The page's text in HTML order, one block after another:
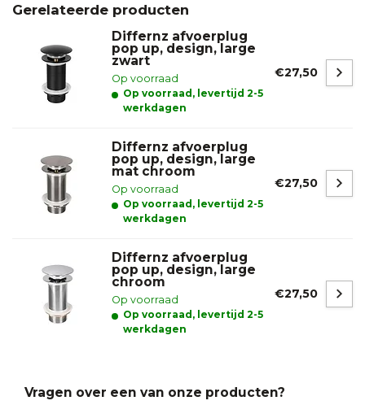
Gerelateerde producten
Differnz afvoerplug
pop up, design, large
zwart
Op voorraad
Op voorraad, levertijd 2-5
werkdagen
€27,50
Differnz afvoerplug
pop up, design, large
mat chroom
Op voorraad
Op voorraad, levertijd 2-5
werkdagen
€27,50
Differnz afvoerplug
pop up, design, large
chroom
Op voorraad
Op voorraad, levertijd 2-5
werkdagen
€27,50
Vragen over een van onze producten?